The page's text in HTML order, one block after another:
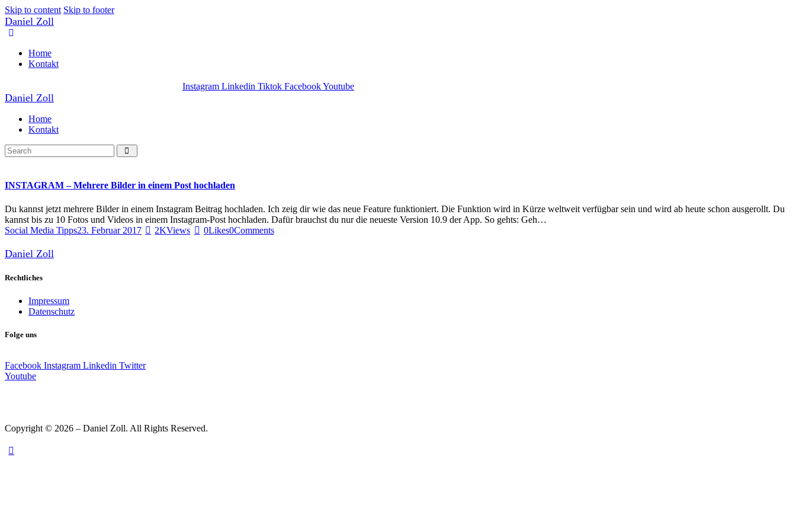
Skip to content Skip to footer
Daniel Zoll
Home
Kontakt
Instagram Linkedin Tiktok FacebookYoutube
Daniel Zoll
Home
Kontakt
INSTAGRAM – Mehrere Bilder in einem Post hochladen
Du kannst jetzt mehrere Bilder in einem Instagram Beitrag hochladen. Ich zeig dir wie das neue Feature funktioniert. Die Funktion wird in Kürze weltweit verfügbar sein und wird ab heute schon ausgerollt. Du
kannst bis zu 10 Fotos und Videos in einem Instagram-Post hochladen. Dafür brauchst du nur die neueste Version 10.9 der App. So gehts: Geh…
Social Media Tipps23. Februar 2017 2KViews 0Likes0Comments
Daniel Zoll
Rechtliches
Impressum
Datenschutz
Folge uns
Facebook Instagram Linkedin Twitter
Youtube
Copyright © 2026 – Daniel Zoll. All Rights Reserved.